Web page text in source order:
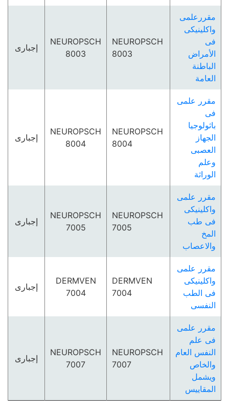
مقررعلمى
واكلينيكى
فى
الأمراض
الباطنة
العامة
NEUROPSCH
8003
NEUROPSCH
8003
إجبارى
مقرر علمى
فى
باثولوجيا
الجھاز
العصبى
وعلم
الوراثة
NEUROPSCH
8004
NEUROPSCH
8004
إجبارى
مقرر علمى
واكلينيكى
فى طب
المخ
والاعصاب
NEUROPSCH
7005
NEUROPSCH
7005
إجبارى
مقرر علمى
واكلينيكى
فى الطب
النفسى
DERMVEN
7004
DERMVEN
7004
إجبارى
مقرر علمى
فى علم
النفس العام
والخاص
ويشمل
المقاييس
NEUROPSCH
7007
NEUROPSCH
7007
إجبارى